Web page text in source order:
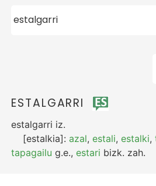
ESTALGARRI
estalgarri iz.
[estalkia]:azal,estali,estalki,
tapagailu g.e.,estari bizk. zah.